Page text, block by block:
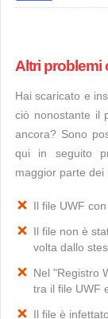
Altri problemi
Hai scaricato e
ciò nonostante il
ancora? Sono
qui in seguito
maggior parte dei
Il file UWF
Il file non è
volta dallo
Nel "Registro
tra il file UWF
Il file è